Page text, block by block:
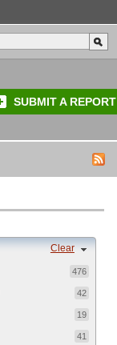
SUBMIT A REPORT
Clear
476
42
19
41